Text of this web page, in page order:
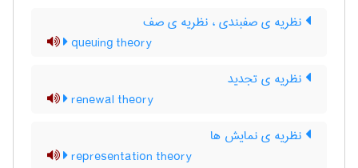
نظریه ی صفبندی ، نظریه ی صف
queuing theory
نظریه ی تجدید
renewal theory
نظریه ی نمایش ها
representation theory